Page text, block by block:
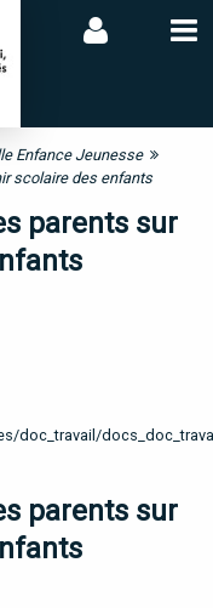
Enfance Jeunesse
scolaire des enfants
parents sur
doc_travail/
parents sur